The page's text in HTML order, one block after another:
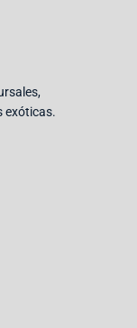
exóticas.